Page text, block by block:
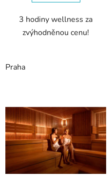
3 hodiny wellness za
zvýhodněnou cenu!
Praha